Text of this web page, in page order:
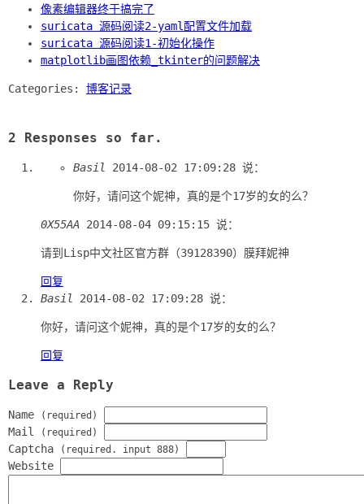
像素编辑器终于搞完了
suricata 源码阅读2-yaml配置文件加载
suricata 源码阅读1-初始化操作
matplotlib画图依赖_tkinter的问题解决
Categories: 博客记录
2 Responses so far.
Basil 2014-08-02 17:09:28 说：
你好，请问这个妮神，真的是个17岁的女的么？
0X55AA 2014-08-04 09:15:15 说：
请到Lisp中文社区官方群（39128390）膜拜妮神
回复
Basil
2014-08-02 17:09:28 说：
你好，请问这个妮神，真的是个17岁的女的么？
回复
Leave a Reply
Name (required)
Mail (required)
Captcha (required. input 888)
Website